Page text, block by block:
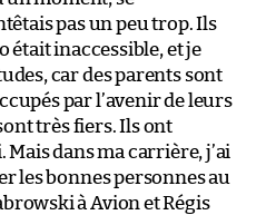
pas un peu trop. Ils
était inaccessible, et je
car des parents sont
par l’avenir de leurs
très fiers. Ils ont
dans ma carrière, j’ai
les bonnes personnes au
à Avion et Régis